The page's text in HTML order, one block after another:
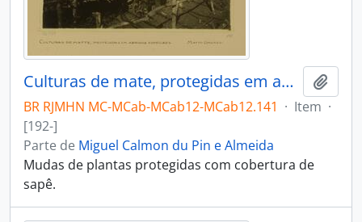
Culturas de mate, protegidas em abrigos especiais, Mato Grosso
BR RJMHN MC-MCab-MCab12-MCab12.141 · Item ·
[192-]
Parte de Miguel Calmon du Pin e Almeida
Mudas de plantas protegidas com cobertura de
sapê.